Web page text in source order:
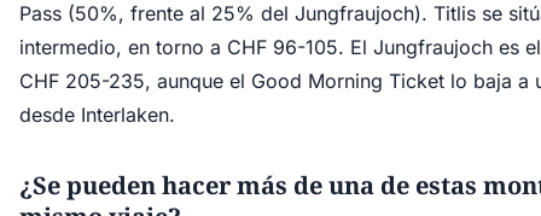
Pass (50%, frente al 25% del Jungfraujoch). Titlis se
intermedio, en torno a CHF 96-105. El Jungfraujoch es
CHF 205-235, aunque el Good Morning Ticket lo baja a
desde Interlaken.
¿Se pueden hacer más de una de estas